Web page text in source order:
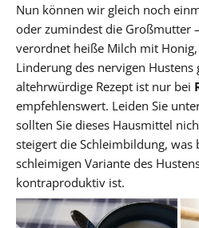
Nun können wir gleich noch
oder zumindest die Großmutter
verordnet heiße Milch mit
Linderung des nervigen Hustens
altehrwürdige Rezept ist nur bei
empfehlenswert. Leiden Sie
sollten Sie dieses Hausmittel
steigert die Schleimbildung, was
schleimigen Variante des
kontraproduktiv ist.